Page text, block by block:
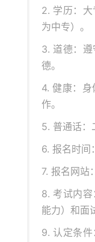
2. 学历：
为中专）。
3. 道德：
德。
4. 健康：
作。
5. 普通话：
6. 报名时间
7. 报名网站
8. 考试内
能力）和面
9. 认定条